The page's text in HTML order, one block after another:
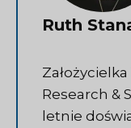
Ruth
Research &
letnie